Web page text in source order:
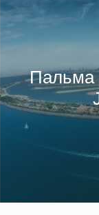
Пальма